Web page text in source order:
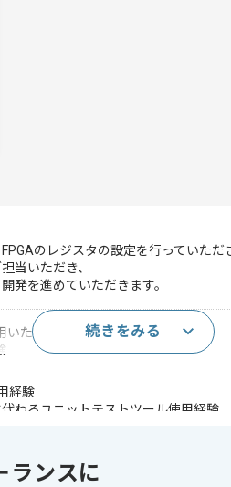
のレジスタの設定を行っていただ
当いただき、
発を進めていただきます。
いた開発経験2年以上
経験
わるユニットテストツール使用経験
持ちであれば申し込み可能なケースもござ
続きをみる
ランスに